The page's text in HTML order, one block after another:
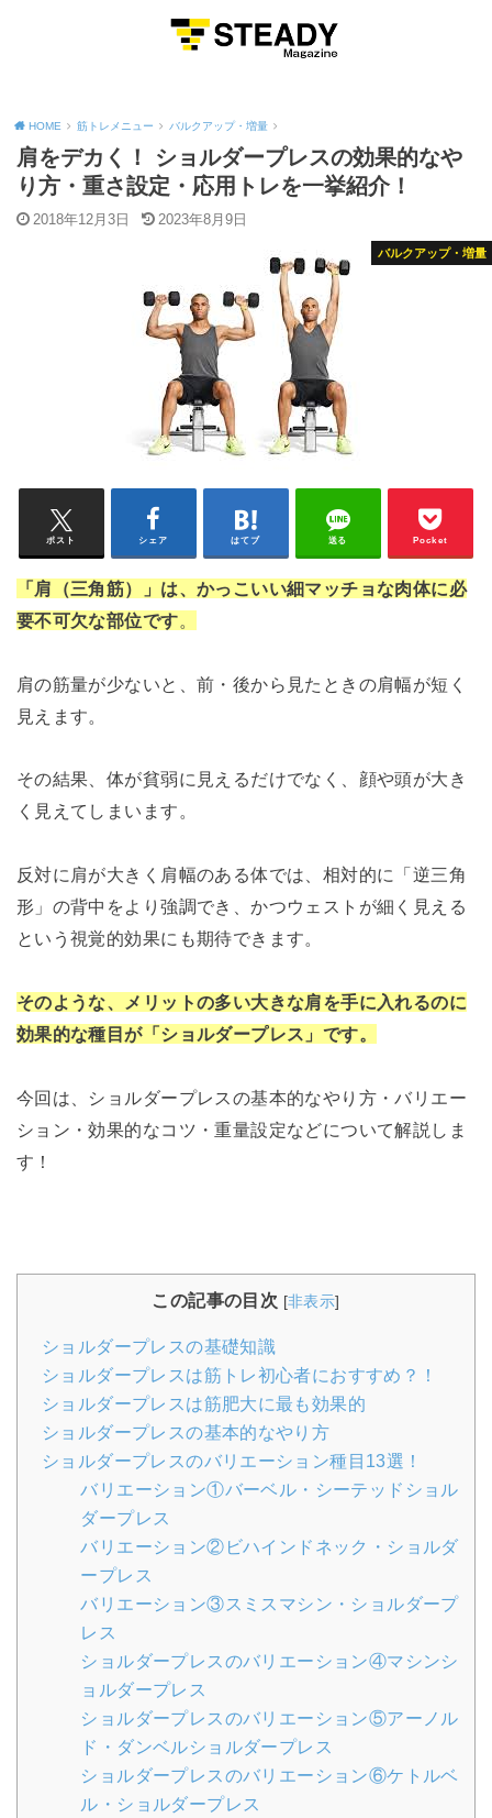
HOME 筋トレメニュー バルクアップ・増量
肩をデカく！ ショルダープレスの効果的なや
り方・重さ設定・応用トレを一挙紹介！
2018年12月3日 2023年8月9日
バルクアップ・増量
ポスト シェア はてブ 送る Pocket
「肩（三角筋）」は、かっこいい細マッチョな肉体に必
要不可欠な部位です。
肩の筋量が少ないと、前・後から見たときの肩幅が短く
見えます。
その結果、体が貧弱に見えるだけでなく、顔や頭が大き
く見えてしまいます。
反対に肩が大きく肩幅のある体では、相対的に「逆三角
形」の背中をより強調でき、かつウェストが細く見える
という視覚的効果にも期待できます。
そのような、メリットの多い大きな肩を手に入れるのに
効果的な種目が「ショルダープレス」です。
今回は、ショルダープレスの基本的なやり方・バリエー
ション・効果的なコツ・重量設定などについて解説しま
す！
この記事の目次 [非表示]
ショルダープレスの基礎知識
ショルダープレスは筋トレ初心者におすすめ？！
ショルダープレスは筋肥大に最も効果的
ショルダープレスの基本的なやり方
ショルダープレスのバリエーション種目13選！
バリエーション①バーベル・シーテッドショル
ダープレス
バリエーション②ビハインドネック・ショルダ
ープレス
バリエーション③スミスマシン・ショルダープ
レス
ショルダープレスのバリエーション④マシンシ
ョルダープレス
ショルダープレスのバリエーション⑤アーノル
ド・ダンベルショルダープレス
ショルダープレスのバリエーション⑥ケトルベ
ル・ショルダープレス